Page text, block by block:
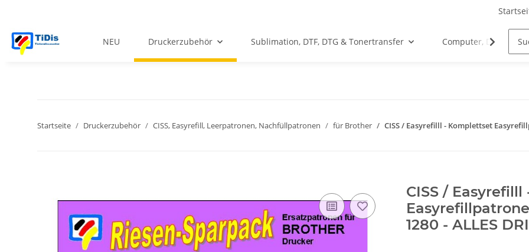
NEU Druckerzubehör Sublimation, DTF, DTG & Tonertransfer Computer, Drucker
Startseite Druckerzubehör CISS, Easyrefill, Leerpatronen, Nachfüllpatronen für Brother CISS / Easyrefilll - Komplettset
CISS /
1280 - ALLES